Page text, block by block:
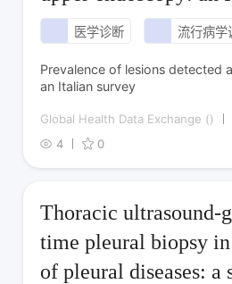
医学诊断 流行病学
Prevalence of lesions detected
an Italian survey
Global Health Data Exchange ()
4
0
Thoracic ultrasound-
time pleural biopsy
of pleural diseases: a